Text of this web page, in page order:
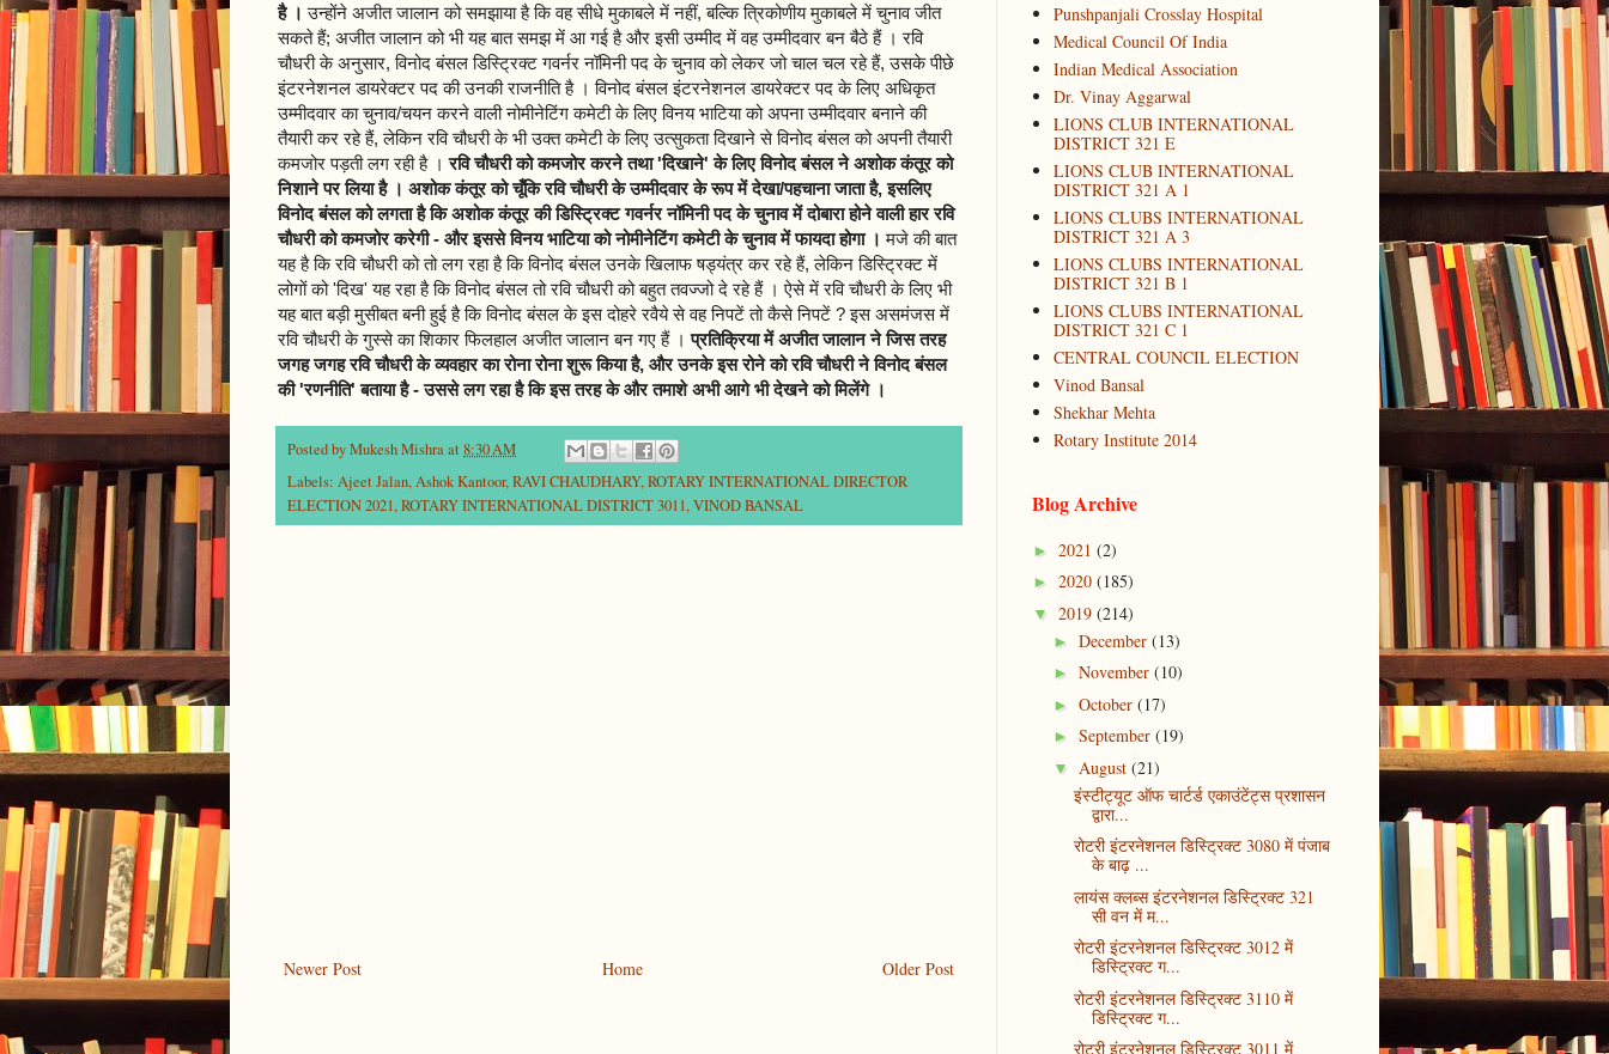
है । उन्होंने अजीत जालान को समझाया है कि वह सीधे मुकाबले में नहीं, बल्कि त्रिकोणीय मुकाबले में चुनाव जीत
सकते हैं; अजीत जालान को भी यह बात समझ में आ गई है और इसी उम्मीद में वह उम्मीदवार बन बैठे हैं । रवि
चौधरी के अनुसार, विनोद बंसल डिस्ट्रिक्ट गवर्नर नॉमिनी पद के चुनाव को लेकर जो चाल चल रहे हैं, उसके पीछे
इंटरनेशनल डायरेक्टर पद की उनकी राजनीति है । विनोद बंसल इंटरनेशनल डायरेक्टर पद के लिए अधिकृत
उम्मीदवार का चुनाव/चयन करने वाली नोमीनेटिंग कमेटी के लिए विनय भाटिया को अपना उम्मीदवार बनाने की
तैयारी कर रहे हैं, लेकिन रवि चौधरी के भी उक्त कमेटी के लिए उत्सुकता दिखाने से विनोद बंसल को अपनी तैयारी
कमजोर पड़ती लग रही है ।रवि चौधरी को कमजोर करने तथा 'दिखाने' के लिए विनोद बंसल ने अशोक कंतूर को
निशाने पर लिया है । अशोक कंतूर को चूँकि रवि चौधरी के उम्मीदवार के रूप में देखा/पहचाना जाता है, इसलिए
विनोद बंसल को लगता है कि अशोक कंतूर की डिस्ट्रिक्ट गवर्नर नॉमिनी पद के चुनाव में दोबारा होने वाली हार रवि
चौधरी को कमजोर करेगी - और इससे विनय भाटिया को नोमीनेटिंग कमेटी के चुनाव में फायदा होगा । मजे की बात
यह है कि रवि चौधरी को तो लग रहा है कि विनोद बंसल उनके खिलाफ षड्यंत्र कर रहे हैं, लेकिन डिस्ट्रिक्ट में
लोगों को 'दिख' यह रहा है कि विनोद बंसल तो रवि चौधरी को बहुत तवज्जो दे रहे हैं । ऐसे में रवि चौधरी के लिए भी
यह बात बड़ी मुसीबत बनी हुई है कि विनोद बंसल के इस दोहरे रवैये से वह निपटें तो कैसे निपटें ? इस असमंजस में
रवि चौधरी के गुस्से का शिकार फिलहाल अजीत जालान बन गए हैं ।प्रतिक्रिया में अजीत जालान ने जिस तरह
जगह जगह रवि चौधरी के व्यवहार का रोना रोना शुरू किया है, और उनके इस रोने को रवि चौधरी ने विनोद बंसल
की 'रणनीति' बताया है - उससे लग रहा है कि इस तरह के और तमाशे अभी आगे भी देखने को मिलेंगे ।
Posted byMukesh Mishraat 8:30 AM
Labels: Ajeet Jalan,Ashok Kantoor,RAVI CHAUDHARY,ROTARY INTERNATIONAL DIRECTOR
ELECTION 2021,ROTARY INTERNATIONAL DISTRICT 3011,VINOD BANSAL
Newer Post Older Post
Home
Punshpanjali Crosslay Hospital
Medical Council Of India
Indian Medical Association
Dr. Vinay Aggarwal
LIONS CLUB INTERNATIONAL
DISTRICT 321 E
LIONS CLUB INTERNATIONAL
DISTRICT 321 A 1
LIONS CLUBS INTERNATIONAL
DISTRICT 321 A 3
LIONS CLUBS INTERNATIONAL
DISTRICT 321 B 1
LIONS CLUBS INTERNATIONAL
DISTRICT 321 C 1
CENTRAL COUNCIL ELECTION
Vinod Bansal
Shekhar Mehta
Rotary Institute 2014
Blog Archive
► 2021 (2)
► 2020 (185)
▼ 2019 (214)
► December (13)
► November (10)
► October (17)
► September (19)
▼ August (21)
इंस्टीट्यूट ऑफ चार्टर्ड एकाउंटेंट्स प्रशासन
द्वारा...
रोटरी इंटरनेशनल डिस्ट्रिक्ट 3080 में पंजाब
के बाढ़ ...
लायंस क्लब्स इंटरनेशनल डिस्ट्रिक्ट 321
सी वन में म...
रोटरी इंटरनेशनल डिस्ट्रिक्ट 3012 में
डिस्ट्रिक्ट ग...
रोटरी इंटरनेशनल डिस्ट्रिक्ट 3110 में
डिस्ट्रिक्ट ग...
रोटरी इंटरनेशनल डिस्ट्रिक्ट 3011 में